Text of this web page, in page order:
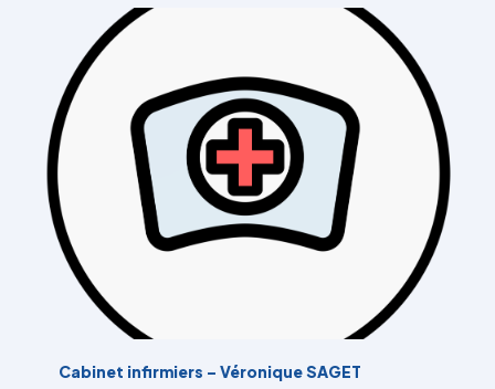
Cabinet infirmiers – Véronique SAGET